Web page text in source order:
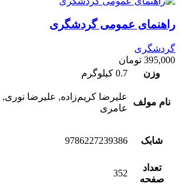
راهنمای عمومی گردشگری
گردشگری
395,000 تومان
وزن
0.7 کیلوگرم
نام مولف
علیرضا کریم‌زاده, علیرضا
عامری
شابک 9786227239386
تعداد
صفحه
352